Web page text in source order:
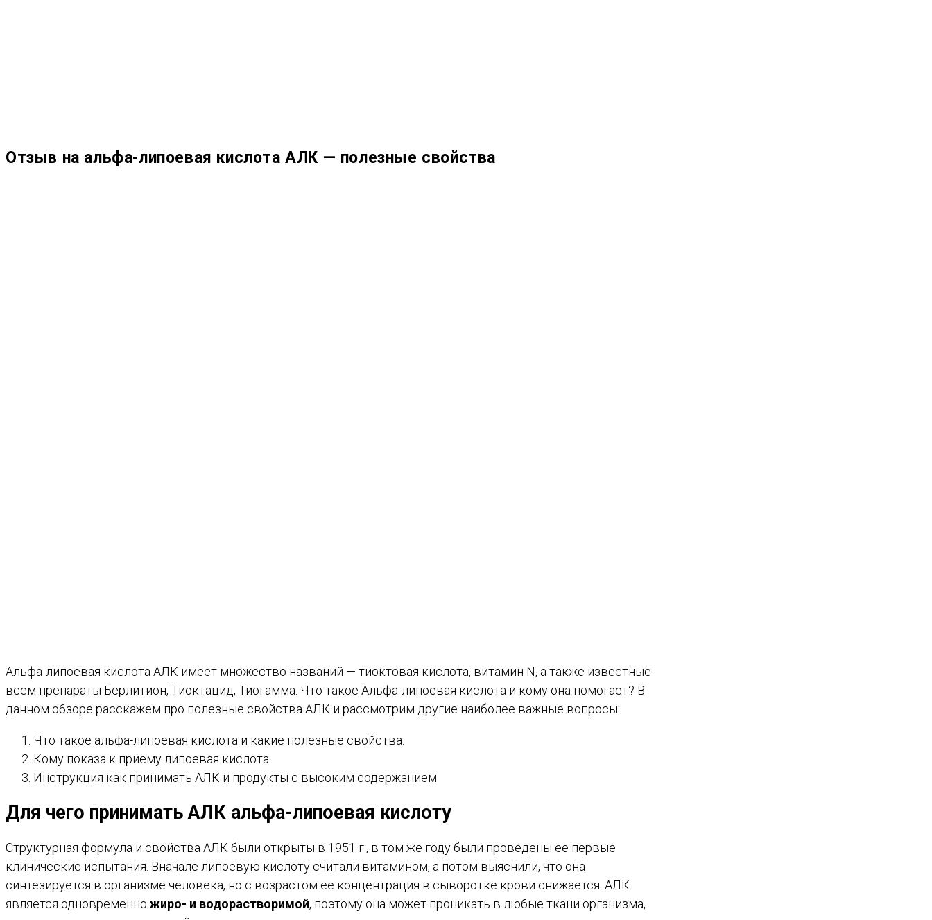
Отзыв на альфа-липоевая кислота АЛК — полезные свойства
Альфа-липоевая кислота АЛК имеет множество названий — тиоктовая кислота, витамин N, а также известные
всем препараты Берлитион, Тиоктацид, Тиогамма. Что такое Альфа-липоевая кислота и кому она помогает? В
данном обзоре расскажем про полезные свойства АЛК и рассмотрим другие наиболее важные вопросы:
Что такое альфа-липоевая кислота и какие полезные свойства.
Кому показа к приему липоевая кислота.
Инструкция как принимать АЛК и продукты с высоким содержанием.
Для чего принимать АЛК альфа-липоевая кислоту
Структурная формула и свойства АЛК были открыты в 1951 г., в том же году были проведены ее первые
клинические испытания. Вначале липоевую кислоту считали витамином, а потом выяснили, что она
синтезируется в организме человека, но с возрастом ее концентрация в сыворотке крови снижается. АЛК
является одновременно жиро- и водорастворимой, поэтому она может проникать в любые ткани организма,